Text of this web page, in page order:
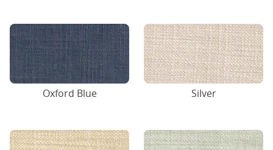
Oxford Blue Silver